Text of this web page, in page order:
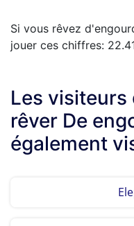
Si vous rêvez
jouer ces chiffres:
Les
rêver De
également